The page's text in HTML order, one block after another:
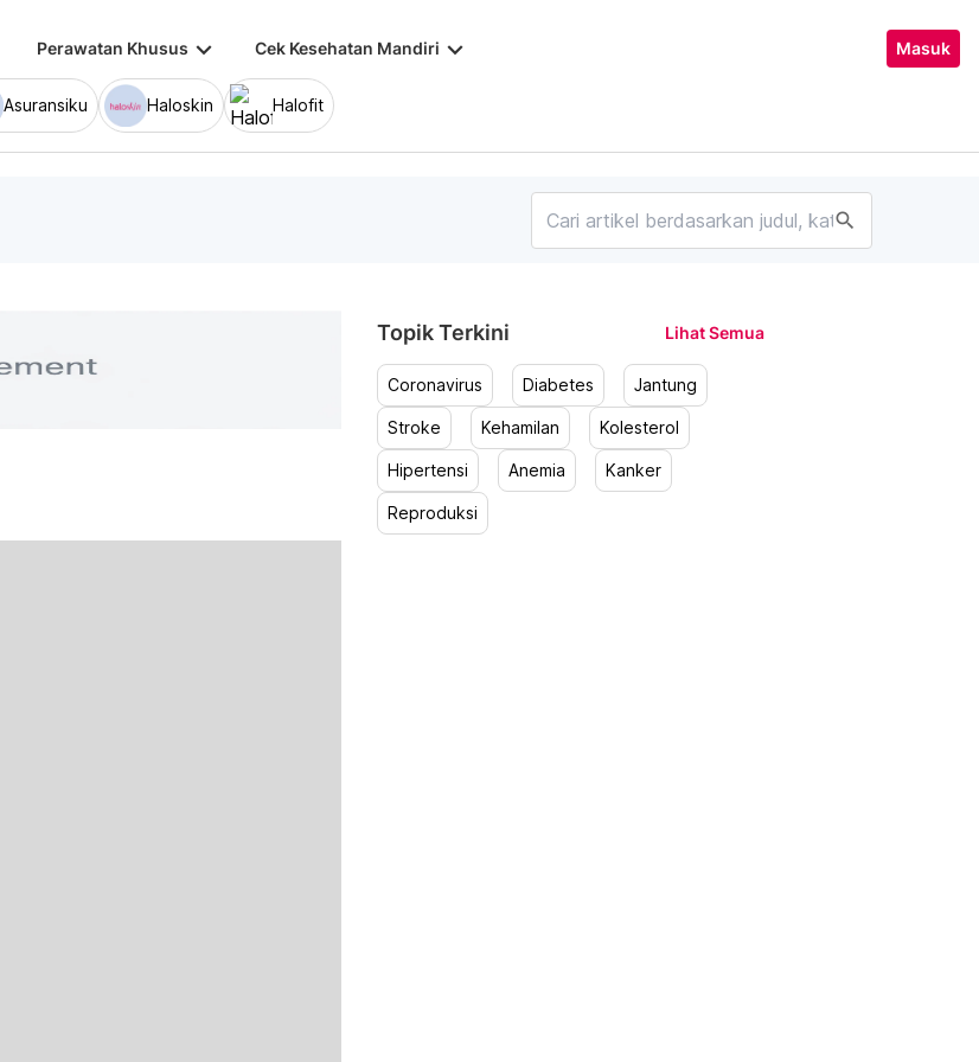
Perawatan Khusus keyboard_arrow_down Cek Kesehatan Mandiri keyboard_arrow_down Masuk
Asuransiku Haloskin Halofit
search
Topik Terkini Lihat Semua
Coronavirus Diabetes Jantung
Stroke Kehamilan Kolesterol
Hipertensi Anemia Kanker
Reproduksi